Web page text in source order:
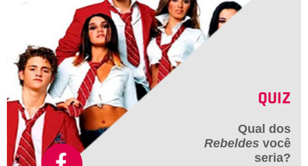
QUIZ
Qual dos
Rebeldes você
seria?